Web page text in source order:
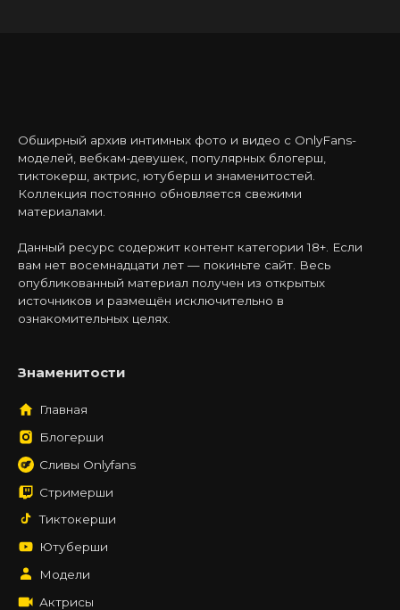
Обширный архив интимных фото и видео с OnlyFans-
моделей, вебкам-девушек, популярных блогерш,
тиктокерш, актрис, ютуберш и знаменитостей.
Коллекция постоянно обновляется свежими
материалами.
Данный ресурс содержит контент категории 18+. Если
вам нет восемнадцати лет — покиньте сайт. Весь
опубликованный материал получен из открытых
источников и размещён исключительно в
ознакомительных целях.
Знаменитости
Главная
Блогерши
Сливы Onlyfans
Стримерши
Тиктокерши
Ютуберши
Модели
Актрисы